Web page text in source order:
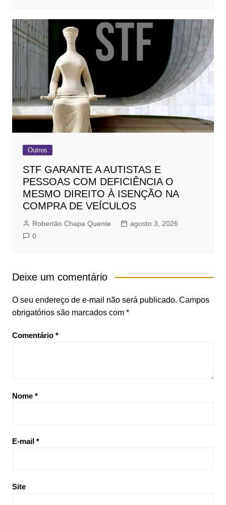
Outros
STF GARANTE A AUTISTAS E
PESSOAS COM DEFICIÊNCIA O
MESMO DIREITO À ISENÇÃO NA
COMPRA DE VEÍCULOS
Robertão Chapa Quente
agosto 3, 2026
0
Deixe um comentário
O seu endereço de e-mail não será publicado. Campos
obrigatórios são marcados com *
Comentário *
Nome *
E-mail *
Site